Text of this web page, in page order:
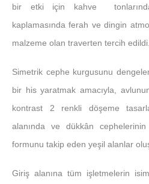
bir etki için kahve
kaplamasında ferah ve dingin
malzeme olan traverten tercih edildi.
Simetrik cephe kurgusunu
bir his yaratmak amacıyla,
kontrast 2 renkli döşeme
alanında ve dükkân
formunu takip eden yeşil alanlar
Giriş alanına tüm işletmelerin